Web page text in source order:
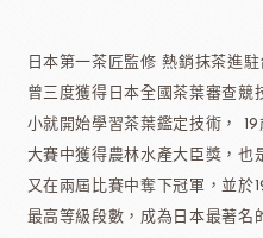
日本第一茶匠監修 熱銷抹茶進駐
曾三度獲得日本全國茶葉審查競
小就開始學習茶葉鑑定技術，
大賽中獲得農林水產大臣獎，也
又在兩屆比賽中奪下冠軍，並於
最高等級段數，成為日本最著名